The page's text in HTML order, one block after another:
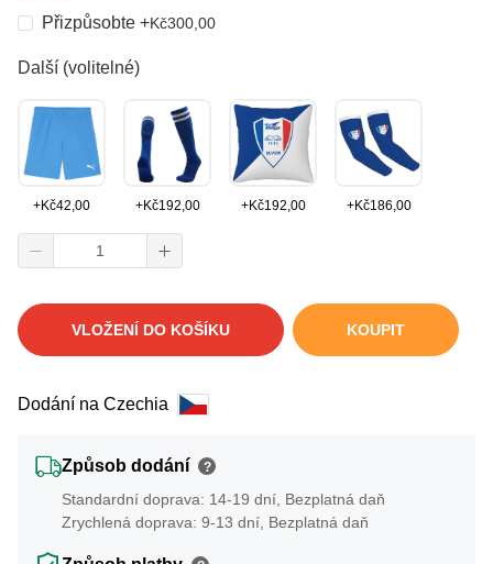
Přizpůsobte +Kč300,00
Další (volitelné)
+Kč42,00 +Kč192,00 +Kč192,00 +Kč186,00
VLOŽENÍ DO KOŠÍKU KOUPIT
Dodání na Czechia
Způsob dodání ?
Standardní doprava: 14-19 dní, Bezplatná daň
Zrychlená doprava: 9-13 dní, Bezplatná daň